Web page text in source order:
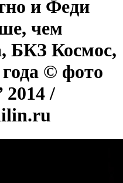
и Феди
чем
БКЗ Космос,
года © фото
2014 /